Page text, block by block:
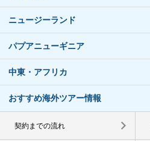
ニュージーランド
パプアニューギニア
中東・アフリカ
おすすめ海外ツアー情報
契約までの流れ